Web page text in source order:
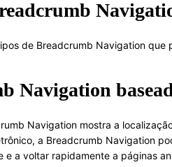
de Breadcrumb Navigation
Navigation
Navigation mostra a
a Breadcrumb Navigation
e a voltar rapidamente a páginas